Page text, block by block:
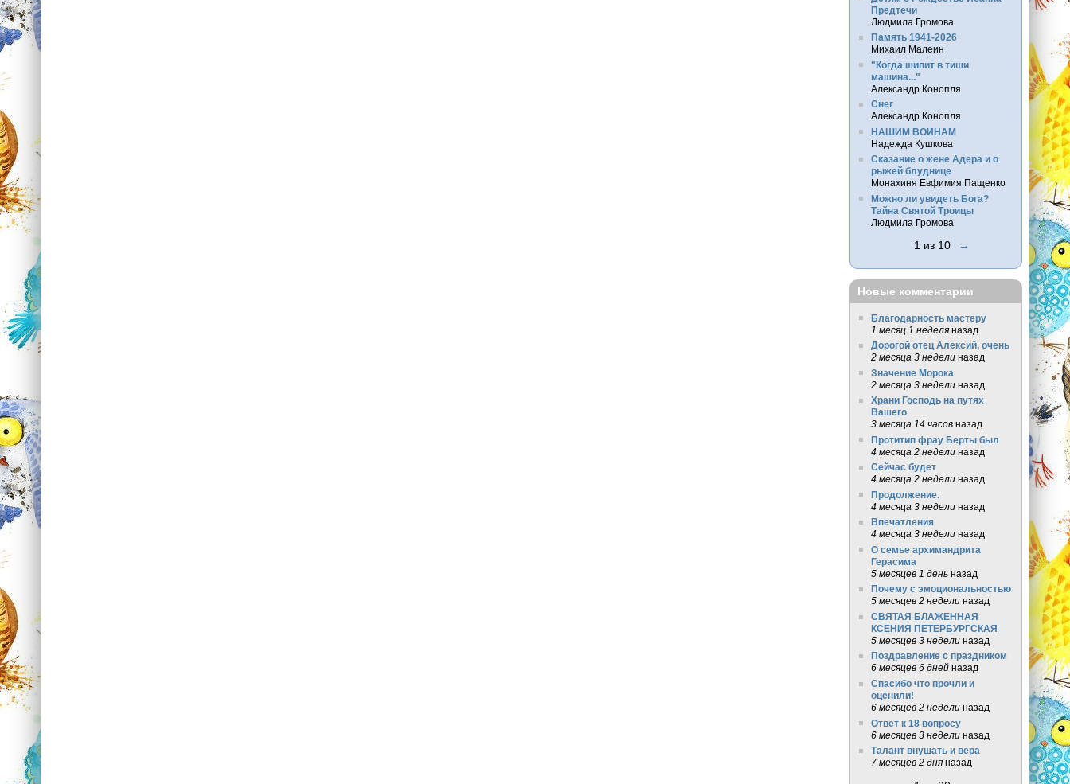
Предтечи
Людмила Громова
Память 1941-2026
Михаил Малеин
"Когда шипит в тиши
машина..."
Александр Конопля
Снег
Александр Конопля
НАШИМ ВОИНАМ
Надежда Кушкова
Сказание о жене Адера и о
рыжей блуднице
Монахиня Евфимия Пащенко
Можно ли увидеть Бога?
Тайна Святой Троицы
Людмила Громова
1 из 10 →
Новые комментарии
Благодарность мастеру
1 месяц 1 неделяназад
Дорогой отец Алексий, очень
2 месяца 3 неделиназад
Значение Морока
2 месяца 3 неделиназад
Храни Господь на путях
Вашего
3 месяца 14 часовназад
Протитип фрау Берты был
4 месяца 2 неделиназад
Сейчас будет
4 месяца 2 неделиназад
Продолжение.
4 месяца 3 неделиназад
Впечатления
4 месяца 3 неделиназад
О семье архимандрита
Герасима
5 месяцев 1 деньназад
Почему с эмоциональностью
5 месяцев 2 неделиназад
СВЯТАЯ БЛАЖЕННАЯ
КСЕНИЯ ПЕТЕРБУРГСКАЯ
5 месяцев 3 неделиназад
Поздравление с праздником
6 месяцев 6 днейназад
Спасибо что прочли и
оценили!
6 месяцев 2 неделиназад
Ответ к 18 вопросу
6 месяцев 3 неделиназад
Талант внушать и вера
7 месяцев 2 дняназад